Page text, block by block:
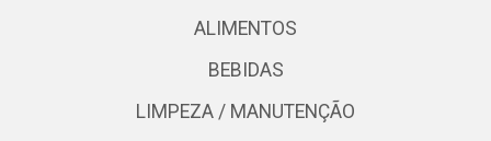
ALIMENTOS
BEBIDAS
LIMPEZA / MANUTENÇÃO